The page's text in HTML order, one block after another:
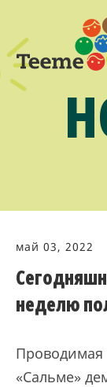
май 03, 2022
неделю
Проводимая
«Сальме»